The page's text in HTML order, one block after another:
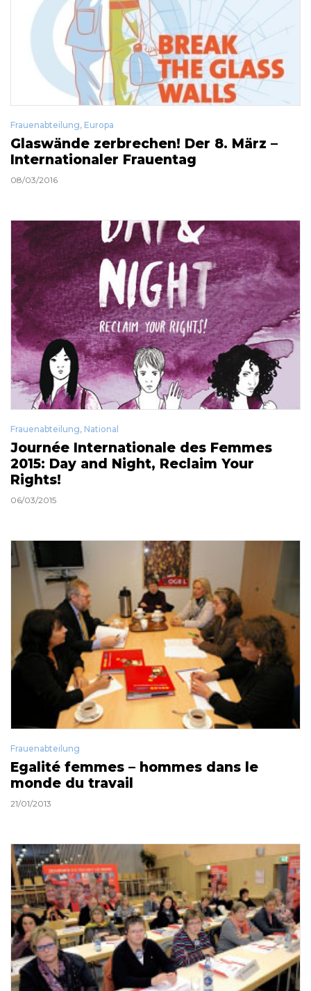
Frauenabteilung, Europa
Glaswände zerbrechen! Der 8. März –
Internationaler Frauentag
08/03/2016
Frauenabteilung, National
Journée Internationale des Femmes
2015: Day and Night, Reclaim Your
Rights!
06/03/2015
Frauenabteilung
Egalité femmes – hommes dans le
monde du travail
21/01/2013